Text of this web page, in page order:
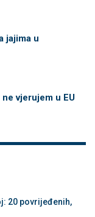
jajima u
vjerujem u EU
20 povrijeđenih,